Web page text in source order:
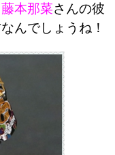
藤本那菜さんの彼
んでしょうね！